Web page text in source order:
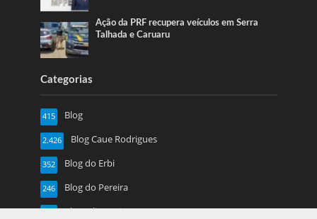
Ação da PRF recupera veículos em Serra
Talhada e Caruaru
Categorias
Blog
415
Blog Caue Rodrigues
2.426
Blog do Erbi
352
Blog do Pereira
246
Blog Juliana Lima